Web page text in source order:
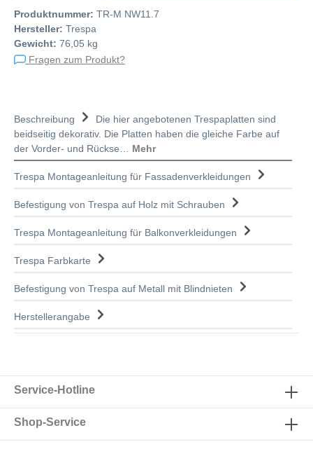
Produktnummer: TR-M NW11.7
Hersteller: Trespa
Gewicht: 76,05 kg
Fragen zum Produkt?
Beschreibung
Die hier angebotenen Trespaplatten sind
beidseitig dekorativ. Die Platten haben die gleiche Farbe auf
der Vorder- und Rückse… Mehr
Trespa Montageanleitung für Fassadenverkleidungen
Befestigung von Trespa auf Holz mit Schrauben
Trespa Montageanleitung für Balkonverkleidungen
Trespa Farbkarte
Befestigung von Trespa auf Metall mit Blindnieten
Herstellerangabe
Service-Hotline
Shop-Service